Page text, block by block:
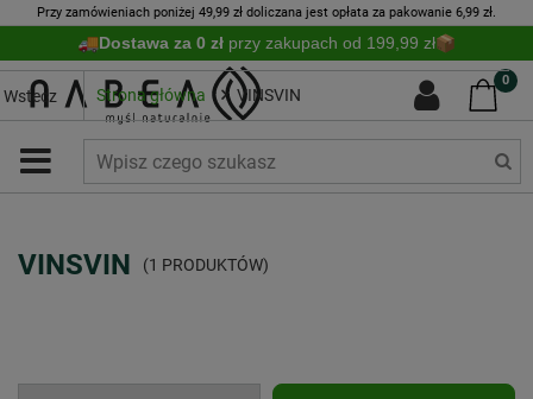
Przy zamówieniach poniżej 49,99 zł doliczana jest opłata za pakowanie 6,99 zł.
Dostawa za 0 zł przy zakupach od 199,99 zł
0
Wstecz Strona główna VINSVIN
VINSVIN (1 PRODUKTÓW)